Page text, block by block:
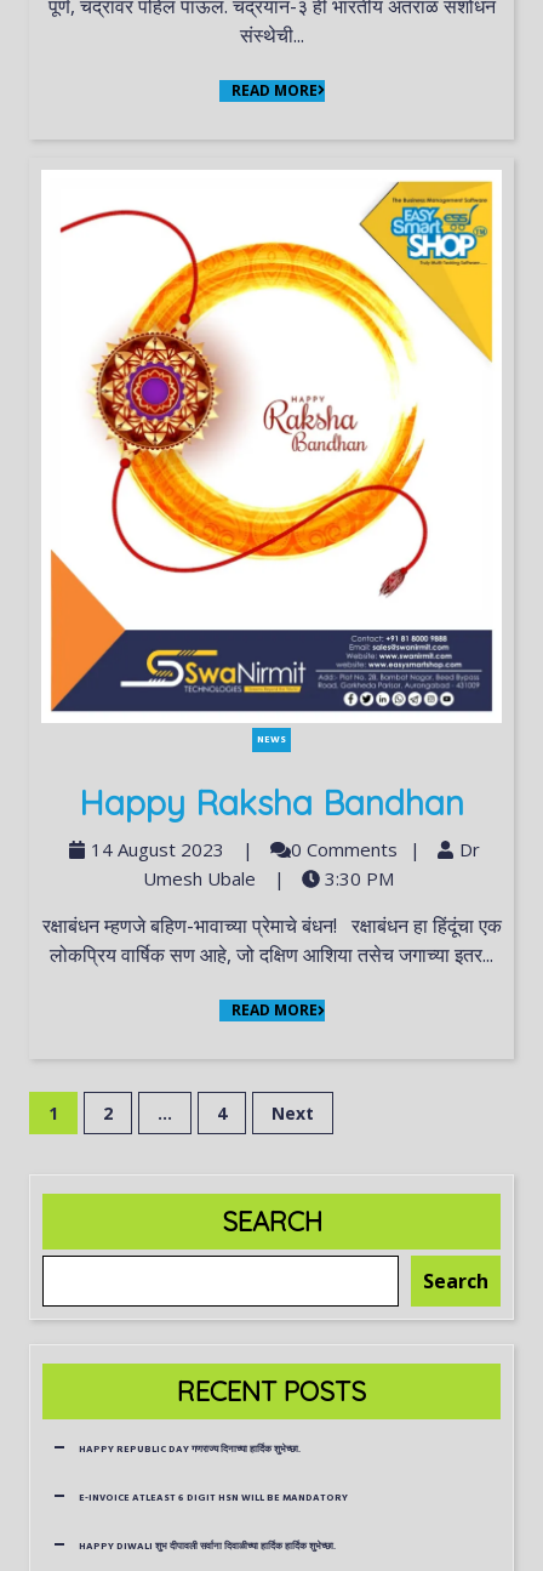
पूर्ण, चंद्रावर पहिलं पाऊल. चंद्रयान-३ ही भारतीय अंतराळ संशोधन
संस्थेची...
READ MORE
NEWS
Happy Raksha Bandhan
14 August 2023 | 0 Comments |
Dr
Umesh Ubale
| 3:30 PM
रक्षाबंधन म्हणजे बहिण-भावाच्या प्रेमाचे बंधन! रक्षाबंधन हा हिंदूंचा एक
लोकप्रिय वार्षिक सण आहे, जो दक्षिण आशिया तसेच जगाच्या इतर...
READ MORE
1 2 … 4 Next
SEARCH
Search
RECENT POSTS
HAPPY REPUBLIC DAY गणराज्य दिनाच्या हार्दिक शुभेच्छा.
E-INVOICE ATLEAST 6 DIGIT HSN WILL BE MANDATORY
HAPPY DIWALI शुभ दीपावली सर्वाना दिवाळीच्या हार्दिक हार्दिक शुभेच्छा.